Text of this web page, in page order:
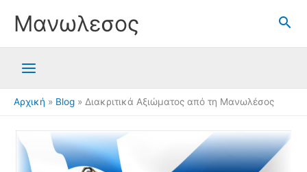
Μανωλεσος
Αρχική Blog Διακριτικά Αξιώματος από τη Μανωλέσος